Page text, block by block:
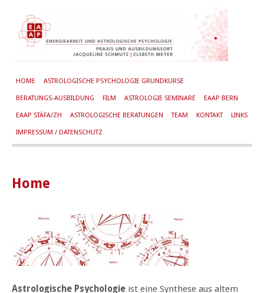
HOME ASTROLOGISCHE PSYCHOLOGIE GRUNDKURSE
BERATUNGS-AUSBILDUNG FILM ASTROLOGIE SEMINARE EAAP BERN
EAAP STÄFA/ZH ASTROLOGISCHE BERATUNGEN TEAM KONTAKT LINKS
IMPRESSUM / DATENSCHUTZ
Home
Astrologische Psychologie ist eine Synthese aus altem